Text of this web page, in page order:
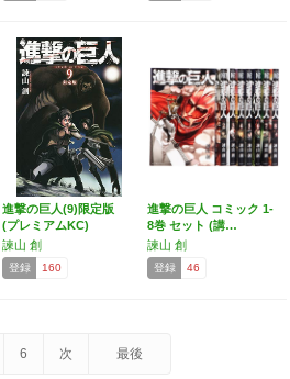
進撃の巨人(9)限定版
(プレミアムKC)
諫山 創
登録 160
進撃の巨人 コミック 1-
8巻 セット (講…
諫山 創
登録 46
6 次 最後